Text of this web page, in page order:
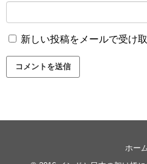
新しい投稿をメールで受け
ホー